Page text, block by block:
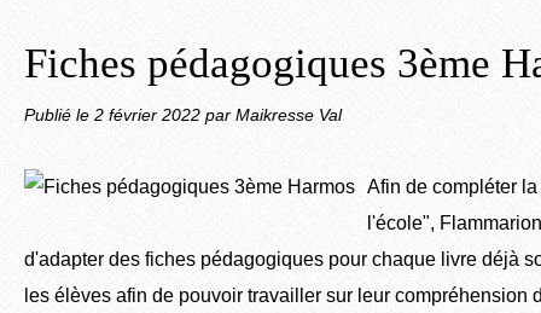
Fiches pédagogiques 3ème
Publié le 2 février 2022 par Maikresse Val
Afin de compléter
l'école",
d'adapter des fiches pédagogiques pour chaque livre déjà
les élèves afin de pouvoir travailler sur leur compréhension